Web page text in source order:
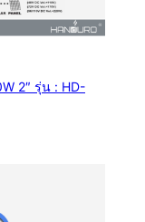
2″ รุ่น : HD-